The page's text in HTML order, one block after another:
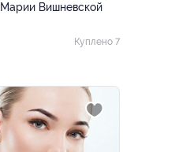
Вишневской
Куплено 7